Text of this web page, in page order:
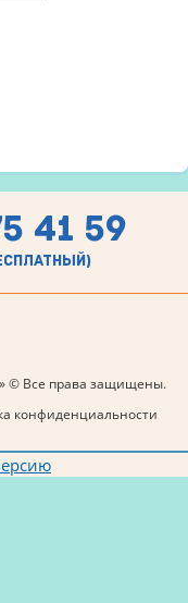
41 59
© Все права защищены.
конфиденциальности